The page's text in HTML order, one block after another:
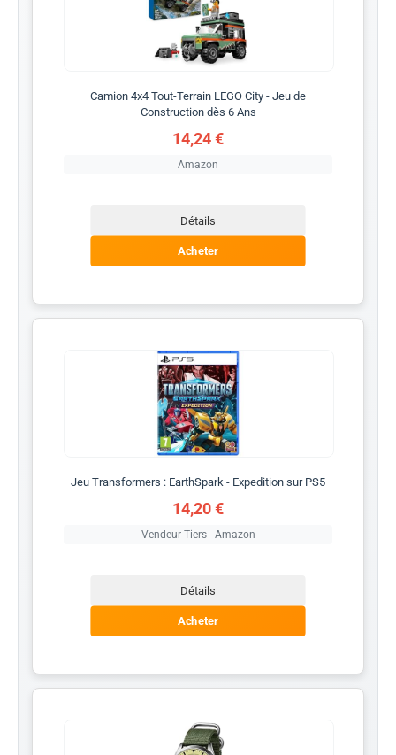
Camion 4x4 Tout-Terrain LEGO City - Jeu de
Construction dès 6 Ans
14,24 €
Amazon
Détails
Acheter
Jeu Transformers : EarthSpark - Expedition sur PS5
14,20 €
Vendeur Tiers - Amazon
Détails
Acheter